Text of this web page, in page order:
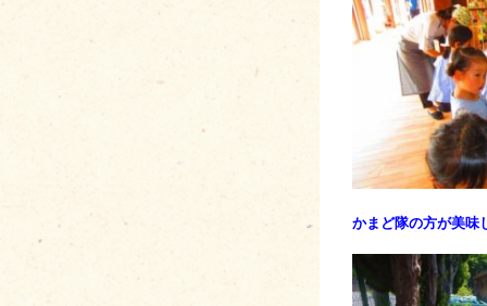
かまど隊の方が美味